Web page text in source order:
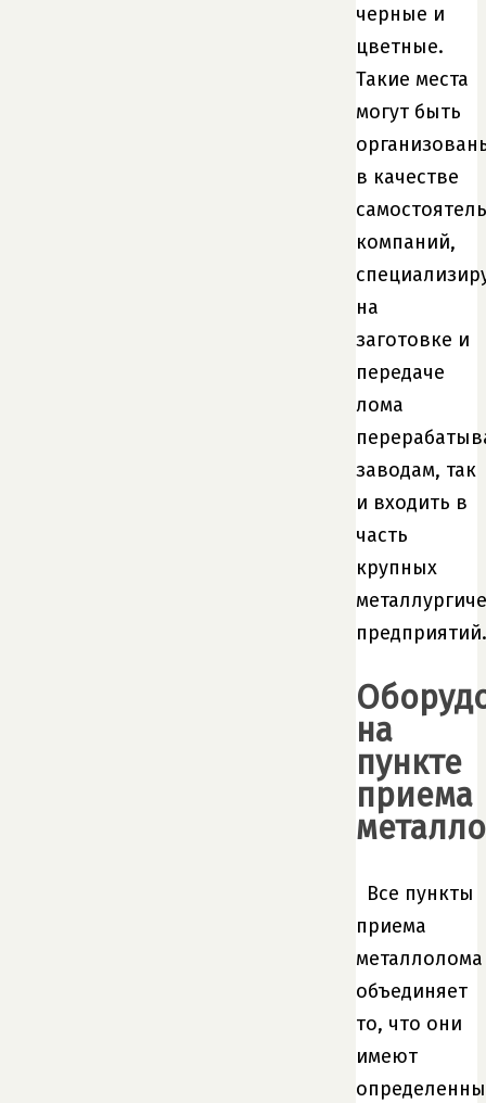
черные и
цветные.
Такие места
могут быть
в качестве
компаний,
на
заготовке и
передаче
лома
заводам, так
и входить в
часть
крупных
предприятий.
на
пункте
приема
Все пункты
приема
металлолома
объединяет
то, что они
имеют